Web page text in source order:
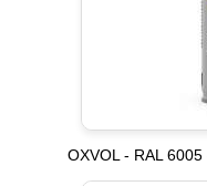
OXVOL - RAL